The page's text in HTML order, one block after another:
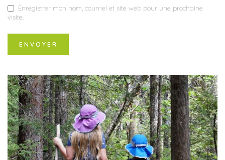
Enregistrer mon nom, courriel et site web pour une prochaine
visite.